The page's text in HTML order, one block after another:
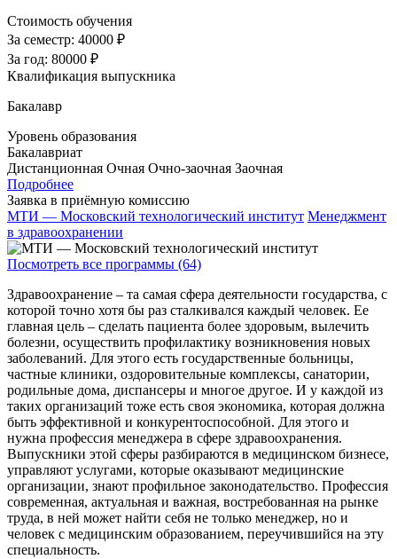
Стоимость обучения
За семестр: 40000 ₽
За год: 80000 ₽
Квалификация выпускника
Бакалавр
Уровень образования
Бакалавриат
Дистанционная Очная Очно-заочная Заочная
Подробнее
Заявка в приёмную комиссию
МТИ — Московский технологический институт Менеджмент
в здравоохранении
Посмотреть все программы (64)
Здравоохранение – та самая сфера деятельности государства, с
которой точно хотя бы раз сталкивался каждый человек. Ее
главная цель – сделать пациента более здоровым, вылечить
болезни, осуществить профилактику возникновения новых
заболеваний. Для этого есть государственные больницы,
частные клиники, оздоровительные комплексы, санатории,
родильные дома, диспансеры и многое другое. И у каждой из
таких организаций тоже есть своя экономика, которая должна
быть эффективной и конкурентоспособной. Для этого и
нужна профессия менеджера в сфере здравоохранения.
Выпускники этой сферы разбираются в медицинском бизнесе,
управляют услугами, которые оказывают медицинские
организации, знают профильное законодательство. Профессия
современная, актуальная и важная, востребованная на рынке
труда, в ней может найти себя не только менеджер, но и
человек с медицинским образованием, переучившийся на эту
специальность.